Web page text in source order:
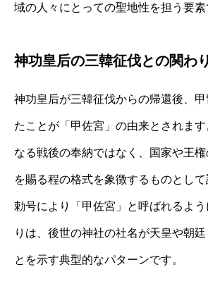
域の人々にとっての聖地性を担う要素
神功皇后の三韓征伐との関わり
神功皇后が三韓征伐からの帰還後、
たことが「甲佐宮」の由来とされま
なる戦後の奉納ではなく、国家や王
を賜る程の格式を象徴するものとして
勅号により「甲佐宮」と呼ばれるよ
りは、後世の神社の社名が天皇や朝
とを示す典型的なパターンです。